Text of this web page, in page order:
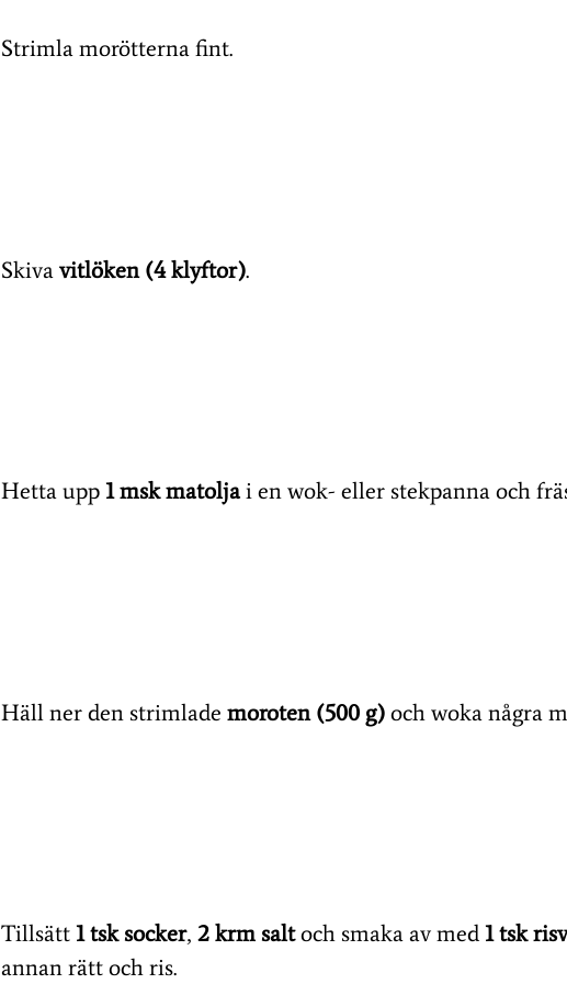
Strimla morötterna fint.
Skiva vitlöken (4 klyftor).
Hetta upp 1 msk matoljai en wok- eller stekpanna och
Häll ner den strimlade moroten (500 g)och woka några
Tillsätt 1 tsk socker, 2 krm saltoch smaka av med 1 tsk
annan rätt och ris.